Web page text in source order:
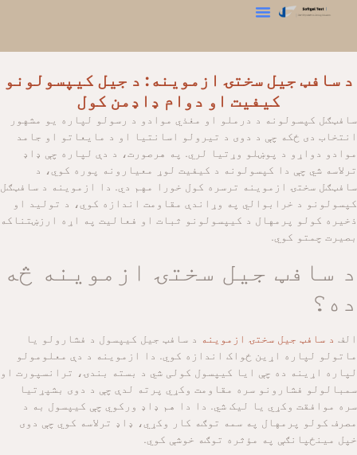
د سافټ جیل سختۍ ازموینه: د جیل کیپسولونو
کیفیت او دوام ډاډمن کول
سافټګل کپسولونه د درملو او مغذي موادو د رسولو لپاره یو مشهور
انتخاب دی ځکه چې د دوی د تیرولو اسانتیا او د مایعاتو او جامد
موادو دواړو د پوښلو وړتیا لري. په هرصورت، د دې لپاره چې ډاډ
ترلاسه شي چې دا کپسولونه د کیفیت لوړ معیارونه پوره کوي، د
سافټګل سختۍ ازموینه ترسره کول خورا مهم دي. دا ازموینه د سافټګل
کپسولونو د خرابوالي په وړاندې مقاومت اندازه کوي، د تولید او
ذخیره کولو پرمهال د کیپسولونو ثبات او فعالیت په اړه ارزښتناکه
بصیرت چمتو کوي.
د سافټ جیل سختۍ ازموینه څه
ده؟
الف د سافټ جیل سختۍ ازموینه د سافټ جیل کیپسول د فشارولو یا
ماتولو لپاره اړین ځواک اندازه کوي. دا ازموینه د دې معلومولو
لپاره اړینه ده چې ایا کیپسول کولی شي د بسته بندۍ، ترانسپورت او
سمبالولو فشارونو سره مقاومت وکړي پرته لدې چې د دوی بشپړتیا
سره موافقت وکړي یا لیک شي. دا دا هم ډاډ ورکوي چې کیپسول به د
مصرف کولو پرمهال په سمه توګه کار وکړي، ډاډ ترلاسه کوي چې دوی
خپل مینځپانګې په مؤثره توګه خوشې کوي.